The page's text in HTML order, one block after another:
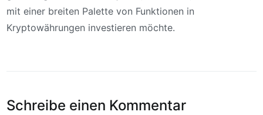
mit einer breiten Palette von Funktionen in
Kryptowährungen investieren möchte.
Schreibe einen Kommentar